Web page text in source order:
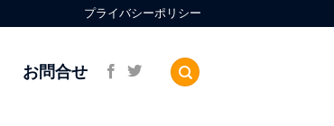
プライバシーポリシー
お問合せ